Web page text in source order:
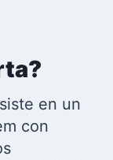
en un
con